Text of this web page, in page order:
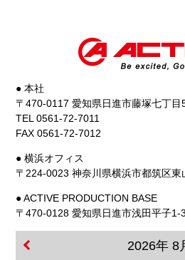
● 本社
〒470-0117 愛知県日進市藤塚七丁目
TEL 0561-72-7011
FAX 0561-72-7012
● 横浜オフィス
〒224-0023 神奈川県横浜市都筑区
● ACTIVE PRODUCTION BASE
〒470-0128 愛知県日進市浅田平子1-
2026年 8